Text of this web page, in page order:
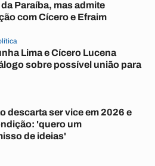
Paraíba, mas admite
com Cícero e Efraim
Lima e Cícero Lucena
sobre possível união para
descarta ser vice em 2026 e
'quero um
de ideias'